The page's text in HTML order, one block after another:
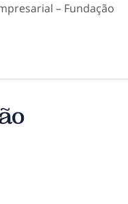
– Fundação